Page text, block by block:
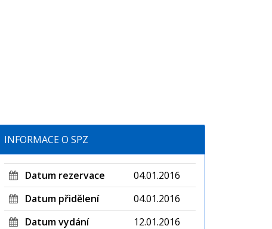
INFORMACE O SPZ
Datum rezervace
04.01.2016
Datum přidělení
04.01.2016
Datum vydání
12.01.2016